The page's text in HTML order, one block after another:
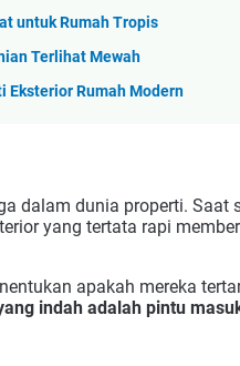
untuk Rumah Tropis
Terlihat Mewah
Eksterior Rumah Modern
dalam dunia properti. Saat
yang tertata rapi
apakah mereka
indah adalah pintu